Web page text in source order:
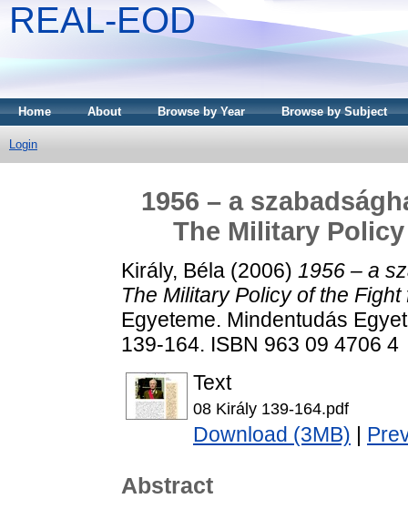
REAL-EOD
Home About Browse by Year Browse by Subject
Login
1956 – a
The Military
Király, Béla (2006) 1956 – a
The Military Policy of the
Egyeteme. Mindentudás
139-164. ISBN 963 09 4706 4
Text
08 Király 139-164.pdf
Download (3MB)
Abstract